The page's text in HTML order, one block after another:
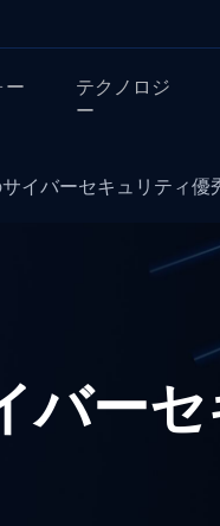
ー
テクノロジ
ー
サイバーセキュリティ
バー